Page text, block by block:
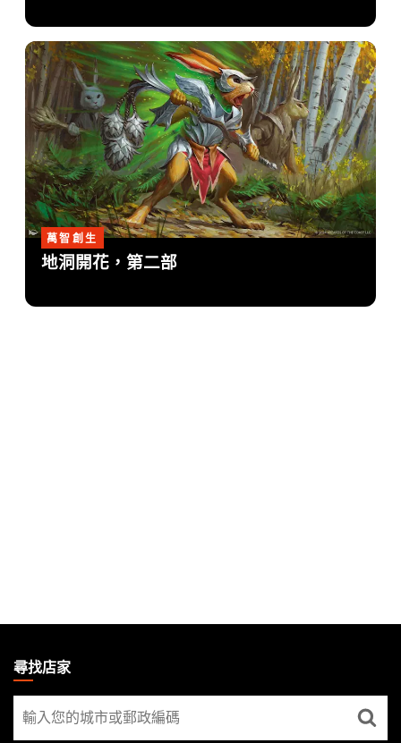
萬智創生
地洞開花，第二部
THE
GATHERING
FOOTER
尋找店家
尋
找